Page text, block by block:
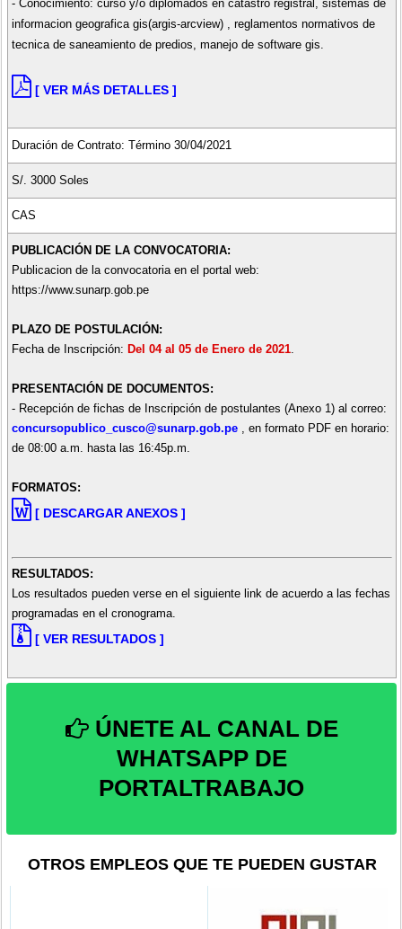
- Conocimiento: curso y/o diplomados en catastro registral, sistemas de
informacion geografica gis(argis-arcview) , reglamentos normativos de
tecnica de saneamiento de predios, manejo de software gis.
[ VER MÁS DETALLES ]
Duración de Contrato: Término 30/04/2021
S/. 3000 Soles
CAS
PUBLICACIÓN DE LA CONVOCATORIA:
Publicacion de la convocatoria en el portal web:
https://www.sunarp.gob.pe
PLAZO DE POSTULACIÓN:
Fecha de Inscripción: Del 04 al 05 de Enero de 2021.
PRESENTACIÓN DE DOCUMENTOS:
- Recepción de fichas de Inscripción de postulantes (Anexo 1) al correo:
concursopublico_cusco@sunarp.gob.pe, en formato PDF en horario:
de 08:00 a.m. hasta las 16:45p.m.
FORMATOS:
[ DESCARGAR ANEXOS ]
RESULTADOS:
Los resultados pueden verse en el siguiente link de acuerdo a las fechas
programadas en el cronograma.
[ VER RESULTADOS ]
ÚNETE AL CANAL DE
WHATSAPP DE
PORTALTRABAJO
OTROS EMPLEOS QUE TE PUEDEN GUSTAR